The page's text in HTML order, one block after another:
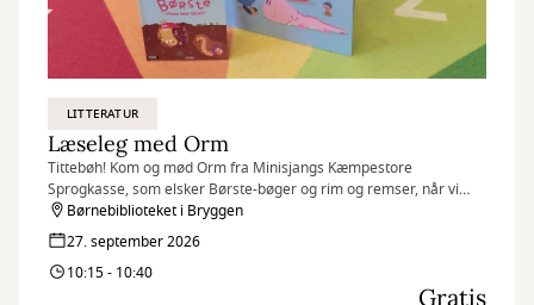
LITTERATUR
Læseleg med Orm
Tittebøh! Kom og mød Orm fra Minisjangs Kæmpestore
Sprogkasse, som elsker Børste-bøger og rim og remser, når vi
hen over sommeren inviterer til læseleg i Bryggen.
Børnebiblioteket i Bryggen
27. september 2026
10:15 - 10:40
Gratis